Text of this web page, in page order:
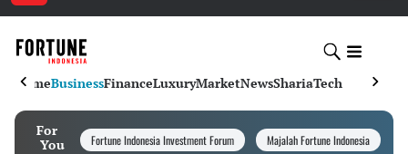
HomeBusinessFinanceLuxuryMarketNewsShariaTech
For
You
Fortune Indonesia Investment Forum Majalah Fortune Indonesia